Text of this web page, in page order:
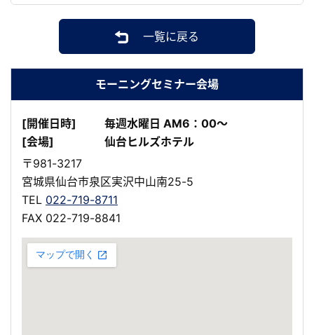
一覧に戻る
モーニングセミナー会場
[開催日時]
毎週水曜日 AM6：00～
[会場]
仙台ヒルズホテル
〒981-3217
宮城県仙台市泉区実沢中山南25-5
TEL 022-719-8711
FAX 022-719-8841